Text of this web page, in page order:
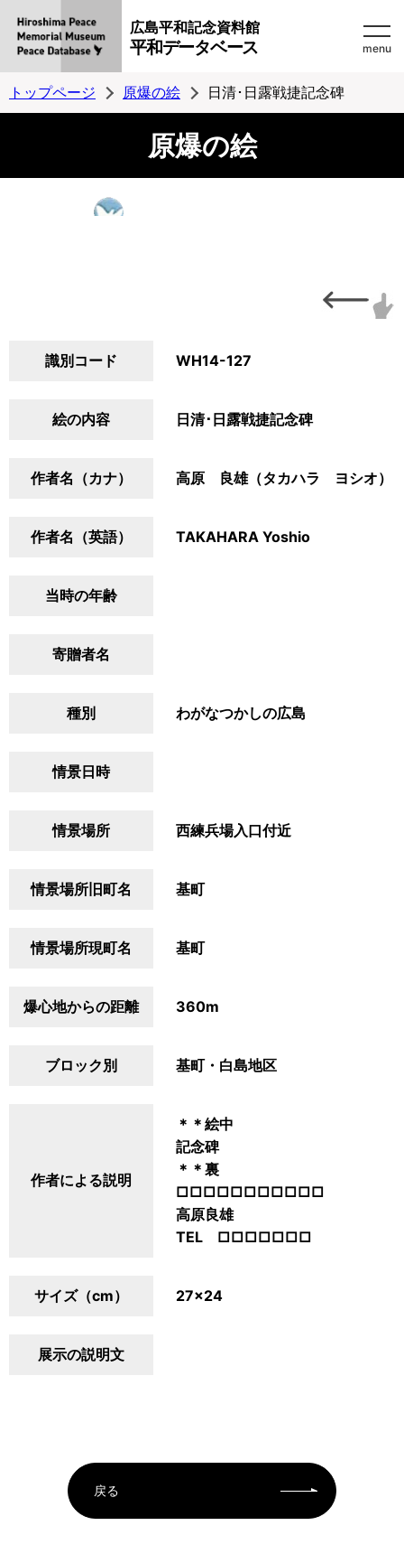
広島平和記念資料館
平和データベース menu
トップページ 原爆の絵 日清･日露戦捷記念碑
原爆の絵
識別コード WH14-127
絵の内容 日清･日露戦捷記念碑
作者名（カナ） 高原 良雄（タカハラ ヨシオ）
作者名（英語） TAKAHARA Yoshio
当時の年齢
寄贈者名
種別 わがなつかしの広島
情景日時
情景場所 西練兵場入口付近
情景場所旧町名 基町
情景場所現町名 基町
爆心地からの距離 360m
ブロック別 基町・白島地区
作者による説明
＊＊絵中
記念碑
＊＊裏
□□□□□□□□□□□
高原良雄
TEL □□□□□□□
サイズ（cm） 27×24
展示の説明文
戻る